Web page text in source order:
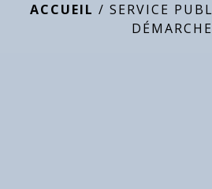
ACCUEIL / SERVICE